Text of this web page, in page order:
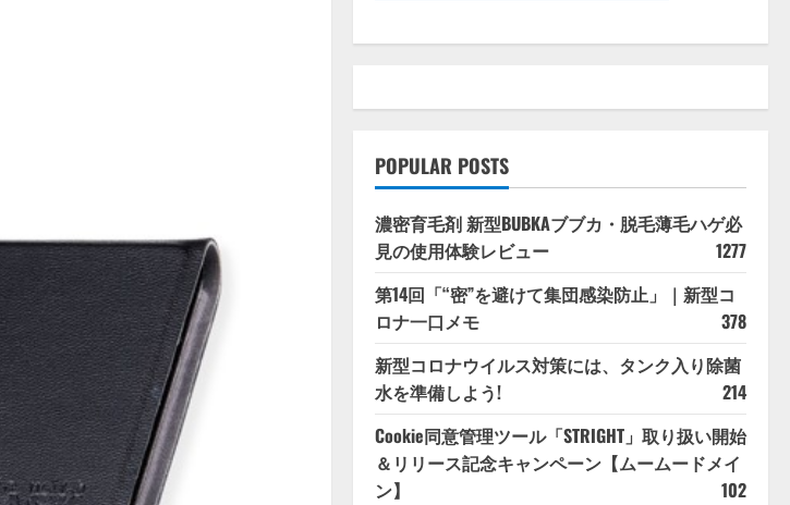
POPULAR POSTS
濃密育毛剤 新型BUBKAブブカ・脱毛薄毛ハゲ必
見の使用体験レビュー
1277
第14回「“密”を避けて集団感染防止」｜新型コ
ロナ一口メモ
378
新型コロナウイルス対策には、タンク入り除菌
水を準備しよう!
214
Cookie同意管理ツール「STRIGHT」取り扱い開始
＆リリース記念キャンペーン【ムームードメイ
ン】
102